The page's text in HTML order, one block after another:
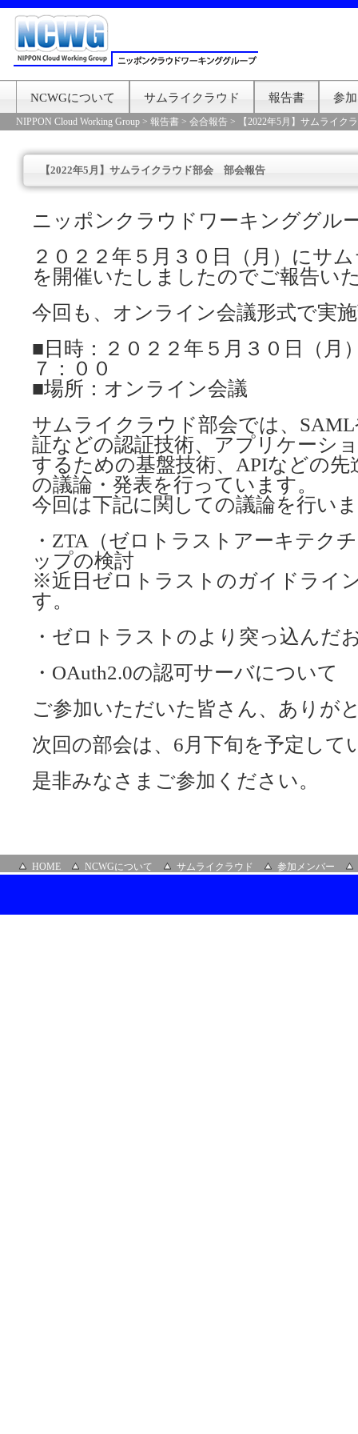
NCWGについて サムライクラウド 報告書 参
NIPPON Cloud Working Group > 報告書 > 会合報告 > 【2022年5月】サムライ
【2022年5月】サムライクラウド部会 部会報告
ニッポンクラウドワーキンググル
２０２２年５月３０日（月）にサ
を開催いたしましたのでご報告い
今回も、オンライン会議形式で実
■日時：２０２２年５月３０日（月
７：００
■場所：オンライン会議
サムライクラウド部会では、
証などの認証技術、アプリケーシ
するための基盤技術、APIなどの
の議論・発表を行っています。
今回は下記に関しての議論を行い
・ZTA（ゼロトラストアーキテク
ップの検討
※近日ゼロトラストのガイドライ
す。
・ゼロトラストのより突っ込んだ
・OAuth2.0の認可サーバについて
ご参加いただいた皆さん、ありが
次回の部会は、6月下旬を予定して
是非みなさまご参加ください。
HOME NCWGについて サムライクラウド 参加メンバー